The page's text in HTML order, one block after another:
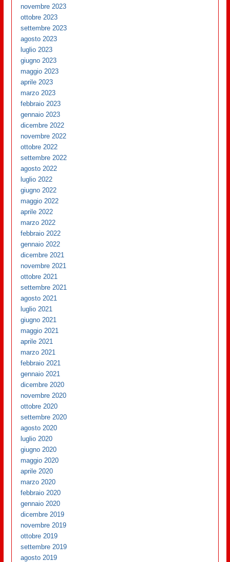
novembre 2023
ottobre 2023
settembre 2023
agosto 2023
luglio 2023
giugno 2023
maggio 2023
aprile 2023
marzo 2023
febbraio 2023
gennaio 2023
dicembre 2022
novembre 2022
ottobre 2022
settembre 2022
agosto 2022
luglio 2022
giugno 2022
maggio 2022
aprile 2022
marzo 2022
febbraio 2022
gennaio 2022
dicembre 2021
novembre 2021
ottobre 2021
settembre 2021
agosto 2021
luglio 2021
giugno 2021
maggio 2021
aprile 2021
marzo 2021
febbraio 2021
gennaio 2021
dicembre 2020
novembre 2020
ottobre 2020
settembre 2020
agosto 2020
luglio 2020
giugno 2020
maggio 2020
aprile 2020
marzo 2020
febbraio 2020
gennaio 2020
dicembre 2019
novembre 2019
ottobre 2019
settembre 2019
agosto 2019